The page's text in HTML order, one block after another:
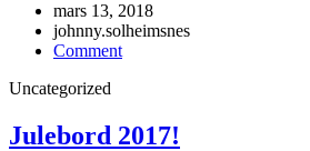
mars 13, 2018
johnny.solheimsnes
Commenton
Uncategorized
Julebord 2017!